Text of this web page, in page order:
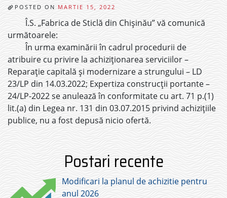
POSTED ON MARTIE 15, 2022
Î.S. „Fabrica de Sticlă din Chișinău” vă comunică
următoarele:
În urma examinării în cadrul procedurii de
atribuire cu privire la achiziționarea serviciilor –
Reparație capitală și modernizare a strungului – LD
23/LP din 14.03.2022; Expertiza construcții portante –
24/LP-2022 se anulează în conformitate cu art. 71 p.(1)
lit.(a) din Legea nr. 131 din 03.07.2015 privind achizițiile
publice, nu a fost depusă nicio ofertă.
Postari recente
Modificari la planul de achizitie pentru
anul 2026